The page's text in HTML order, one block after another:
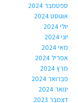
ספטמבר 2024
אוגוסט 2024
יולי 2024
יוני 2024
מאי 2024
אפריל 2024
מרץ 2024
פברואר 2024
ינואר 2024
דצמבר 2023